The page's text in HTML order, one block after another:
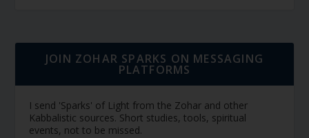
JOIN ZOHAR SPARKS ON MESSAGING
PLATFORMS
I send 'Sparks' of Light from the Zohar and other
Kabbalistic sources. Short studies, tools, spiritual
events, not to be missed.